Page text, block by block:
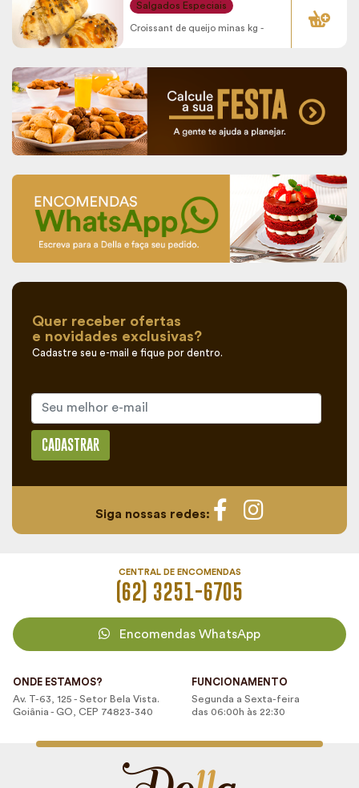
Salgados Especiais
Croissant de queijo minas kg -
Quer receber ofertas
e novidades exclusivas?
Cadastre seu e-mail e fique por dentro.
CADASTRAR
Siga nossas redes:
CENTRAL DE ENCOMENDAS
(62) 3251-6705
Encomendas WhatsApp
ONDE ESTAMOS?
Av. T-63, 125 - Setor Bela Vista.
Goiânia - GO, CEP 74823-340
FUNCIONAMENTO
Segunda a Sexta-feira
das 06:00h às 22:30